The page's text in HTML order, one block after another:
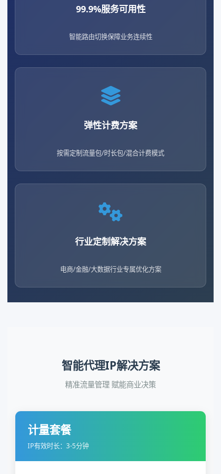
99.9%服务可用性
智能路由切换保障业务连续性
弹性计费方案
按需定制流量包/时长包/混合计费模式
行业定制解决方案
电商/金融/大数据行业专属优化方案
智能代理IP解决方案
精准流量管理 赋能商业决策
计量套餐
IP有效时长：3-5分钟